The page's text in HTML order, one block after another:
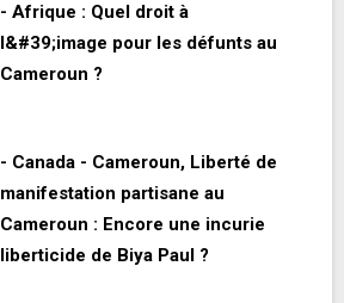
- Afrique : Quel droit à
l&#39;image pour les défunts au
Cameroun ?
- Canada - Cameroun, Liberté de
manifestation partisane au
Cameroun : Encore une incurie
liberticide de Biya Paul ?